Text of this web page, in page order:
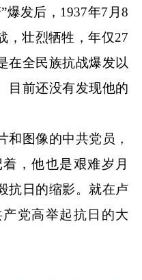
爆发后，1937年7月8
，壮烈牺牲，年仅27
在全民族抗战爆发以
目前还没有发现他的
图像的中共党员，
，他也是艰难岁月
抗日的缩影。就在卢
党高举起抗日的大